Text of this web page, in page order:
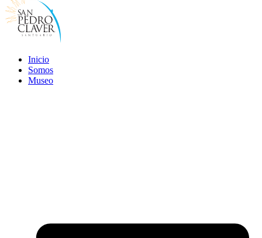
Inicio
Somos
Museo